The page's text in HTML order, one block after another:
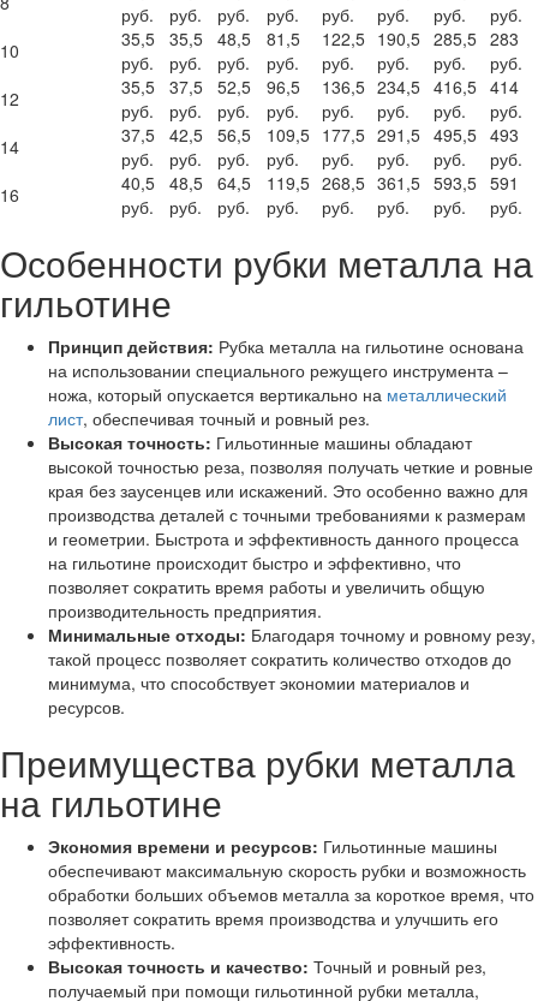
руб.
руб.
руб.
руб.
руб.
руб.
руб.
руб.
10
35,5
руб.
35,5
руб.
48,5
руб.
81,5
руб.
122,5
руб.
190,5
руб.
285,5
руб.
283
руб.
12
35,5
руб.
37,5
руб.
52,5
руб.
96,5
руб.
136,5
руб.
234,5
руб.
416,5
руб.
414
руб.
14
37,5
руб.
42,5
руб.
56,5
руб.
109,5
руб.
177,5
руб.
291,5
руб.
495,5
руб.
493
руб.
16
40,5
руб.
48,5
руб.
64,5
руб.
119,5
руб.
268,5
руб.
361,5
руб.
593,5
руб.
591
руб.
Особенности рубки металла на
гильотине
Принцип действия: Рубка металла на гильотине основана
на использовании специального режущего инструмента –
ножа, который опускается вертикально на металлический
лист, обеспечивая точный и ровный рез.
Высокая точность: Гильотинные машины обладают
высокой точностью реза, позволяя получать четкие и ровные
края без заусенцев или искажений. Это особенно важно для
производства деталей с точными требованиями к размерам
и геометрии. Быстрота и эффективность данного процесса
на гильотине происходит быстро и эффективно, что
позволяет сократить время работы и увеличить общую
производительность предприятия.
Минимальные отходы: Благодаря точному и ровному резу,
такой процесс позволяет сократить количество отходов до
минимума, что способствует экономии материалов и
ресурсов.
Преимущества рубки металла
на гильотине
Экономия времени и ресурсов: Гильотинные машины
обеспечивают максимальную скорость рубки и возможность
обработки больших объемов металла за короткое время, что
позволяет сократить время производства и улучшить его
эффективность.
Высокая точность и качество: Точный и ровный рез,
получаемый при помощи гильотинной рубки металла,